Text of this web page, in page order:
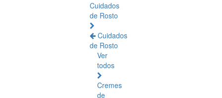
Cuidados
de Rosto
Cuidados
de Rosto
Ver
todos
Cremes
de